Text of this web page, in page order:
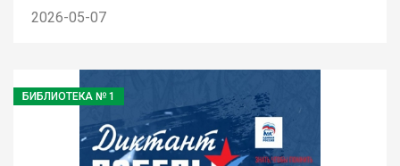
2026-05-07
БИБЛИОТЕКА № 1